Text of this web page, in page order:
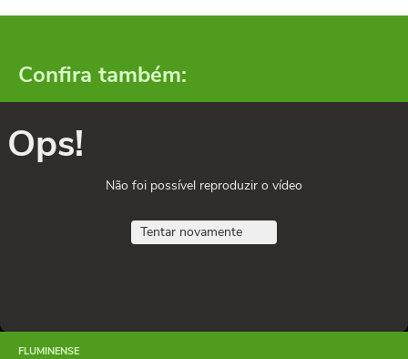
Confira também:
Ops!
Não foi possível reproduzir o vídeo
Tentar novamente
FLUMINENSE